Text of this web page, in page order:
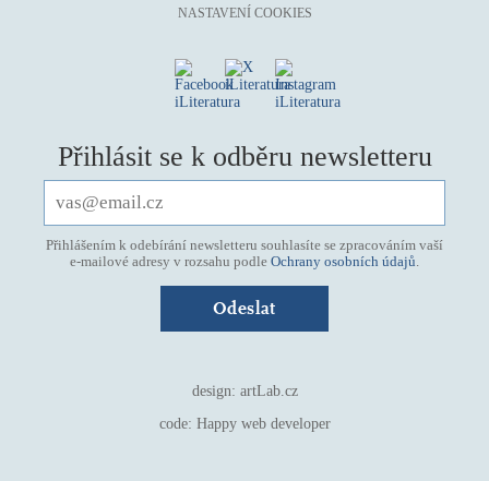
NASTAVENÍ COOKIES
Přihlásit se k odběru newsletteru
Přihlášením k odebírání newsletteru souhlasíte se zpracováním vaší
e-mailové adresy v rozsahu podle Ochrany osobních údajů
design: artLab.cz
code: Happy web developer